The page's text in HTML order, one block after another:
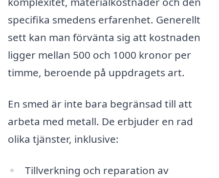
specifika smedens erfarenhet. Generellt
sett kan man förvänta sig att kostnaden
ligger mellan 500 och 1000 kronor per
timme, beroende på uppdragets art.
En smed är inte bara begränsad till att
arbeta med metall. De erbjuder en rad
olika tjänster, inklusive:
Tillverkning och reparation av